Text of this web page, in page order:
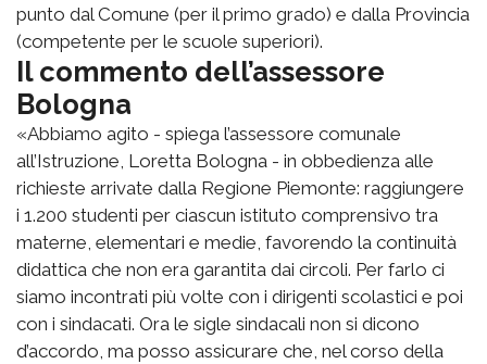
punto dal Comune (per il primo grado) e dalla Provincia
(competente per le scuole superiori).
Il commento dell’assessore
Bologna
«Abbiamo agito - spiega l’assessore comunale
all’Istruzione, Loretta Bologna - in obbedienza alle
richieste arrivate dalla Regione Piemonte: raggiungere
i 1.200 studenti per ciascun istituto comprensivo tra
materne, elementari e medie, favorendo la continuità
didattica che non era garantita dai circoli. Per farlo ci
siamo incontrati più volte con i dirigenti scolastici e poi
con i sindacati. Ora le sigle sindacali non si dicono
d’accordo, ma posso assicurare che, nel corso della